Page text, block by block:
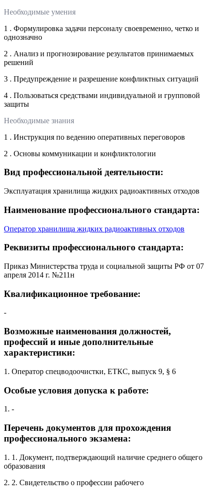
Необходимые умения
1 . Формулировка задачи персоналу своевременно, четко и
однозначно
2 . Анализ и прогнозирование результатов принимаемых
решений
3 . Предупреждение и разрешение конфликтных ситуаций
4 . Пользоваться средствами индивидуальной и групповой
защиты
Необходимые знания
1 . Инструкция по ведению оперативных переговоров
2 . Основы коммуникации и конфликтологии
Вид профессиональной деятельности:
Эксплуатация хранилища жидких радиоактивных отходов
Наименование профессионального стандарта:
Оператор хранилища жидких радиоактивных отходов
Реквизиты профессионального стандарта:
Приказ Министерства труда и социальной защиты РФ от 07
апреля 2014 г. №211н
Квалификационное требование:
-
Возможные наименования должностей,
профессий и иные дополнительные
характеристики:
1. Оператор спецводоочистки, ЕТКС, выпуск 9, § 6
Особые условия допуска к работе:
1. -
Перечень документов для прохождения
профессионального экзамена:
1. 1. Документ, подтверждающий наличие среднего общего
образования
2. 2. Свидетельство о профессии рабочего